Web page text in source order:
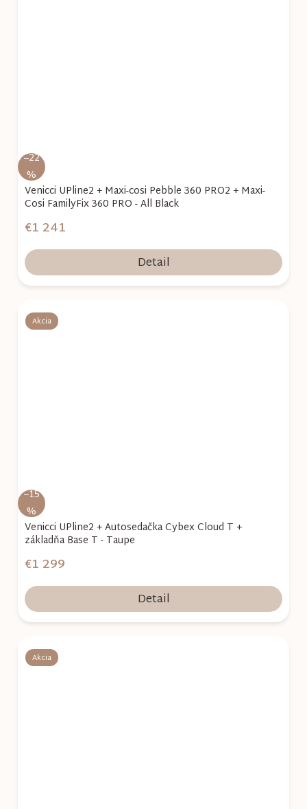
–22
%
Venicci UPline2 + Maxi-cosi Pebble 360 PRO2 + Maxi-
Cosi FamilyFix 360 PRO - All Black
€1 241
Detail
Akcia
–15
%
Venicci UPline2 + Autosedačka Cybex Cloud T +
základňa Base T - Taupe
€1 299
Detail
Akcia